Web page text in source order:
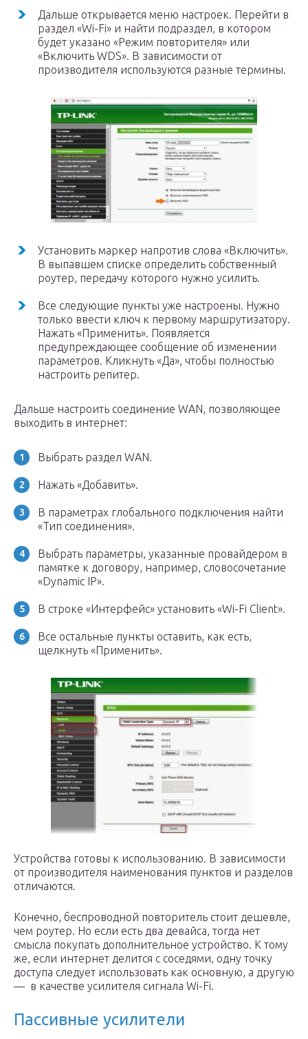
Дальше открывается меню настроек. Перейти в
раздел «Wi-Fi» и найти подраздел, в котором
будет указано «Режим повторителя» или
«Включить WDS». В зависимости от
производителя используются разные термины.
Установить маркер напротив слова «Включить».
В выпавшем списке определить собственный
роутер, передачу которого нужно усилить.
Все следующие пункты уже настроены. Нужно
только ввести ключ к первому маршрутизатору.
Нажать «Применить». Появляется
предупреждающее сообщение об изменении
параметров. Кликнуть «Да», чтобы полностью
настроить репитер.
Дальше настроить соединение WAN, позволяющее
выходить в интернет:
Выбрать раздел WAN.
Нажать «Добавить».
В параметрах глобального подключения найти
«Тип соединения».
Выбрать параметры, указанные провайдером в
памятке к договору, например, словосочетание
«Dynamic IP».
В строке «Интерфейс» установить «Wi-Fi Client».
Все остальные пункты оставить, как есть,
щелкнуть «Применить».
Устройства готовы к использованию. В зависимости
от производителя наименования пунктов и разделов
отличаются.
Конечно, беспроводной повторитель стоит дешевле,
чем роутер. Но если есть два девайса, тогда нет
смысла покупать дополнительное устройство. К тому
же, если интернет делится с соседями, одну точку
доступа следует использовать как основную, а другую
— в качестве усилителя сигнала Wi-Fi.
Пассивные усилители